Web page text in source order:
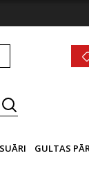
GULTAS